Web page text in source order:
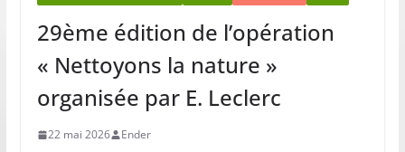
29ème édition de l’opération
« Nettoyons la nature »
organisée par E. Leclerc
22 mai 2026 Ender